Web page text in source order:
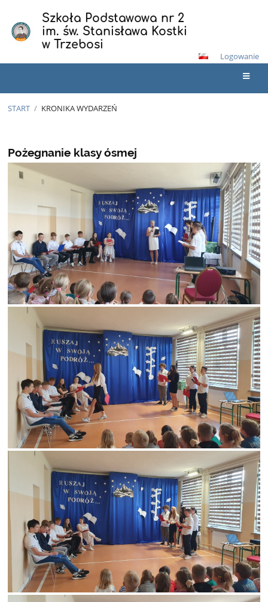
Szkoła Podstawowa nr 2
im. św. Stanisława Kostki
w Trzebosi
Logowanie
START / KRONIKA WYDARZEŃ
wydarzeń
Pożegnanie klasy ósmej